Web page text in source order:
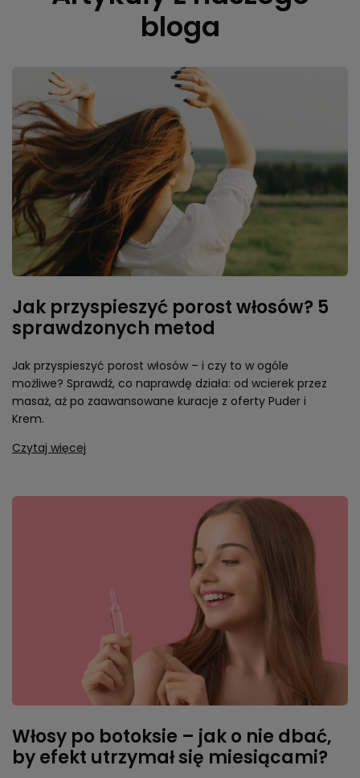
bloga
Jak przyspieszyć porost włosów? 5
sprawdzonych metod
Jak przyspieszyć porost włosów – i czy to w ogóle
możliwe? Sprawdź, co naprawdę działa: od wcierek przez
masaż, aż po zaawansowane kuracje z oferty Puder i
Krem.
Czytaj więcej
Włosy po botoksie – jak o nie dbać,
by efekt utrzymał się miesiącami?